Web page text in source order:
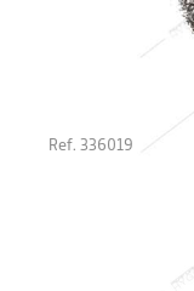
Ref. 336019